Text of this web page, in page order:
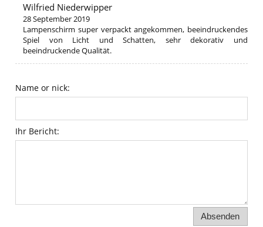
Wilfried Niederwipper
28 September 2019
Lampenschirm super verpackt angekommen, beeindruckendes
Spiel von Licht und Schatten, sehr dekorativ und
beeindruckende Qualität.
Name or nick:
Ihr Bericht:
Absenden